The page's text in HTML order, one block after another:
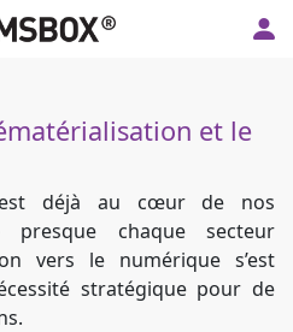
et le
déjà au cœur de nos
chaque secteur
vers le numérique s’est
stratégique pour de